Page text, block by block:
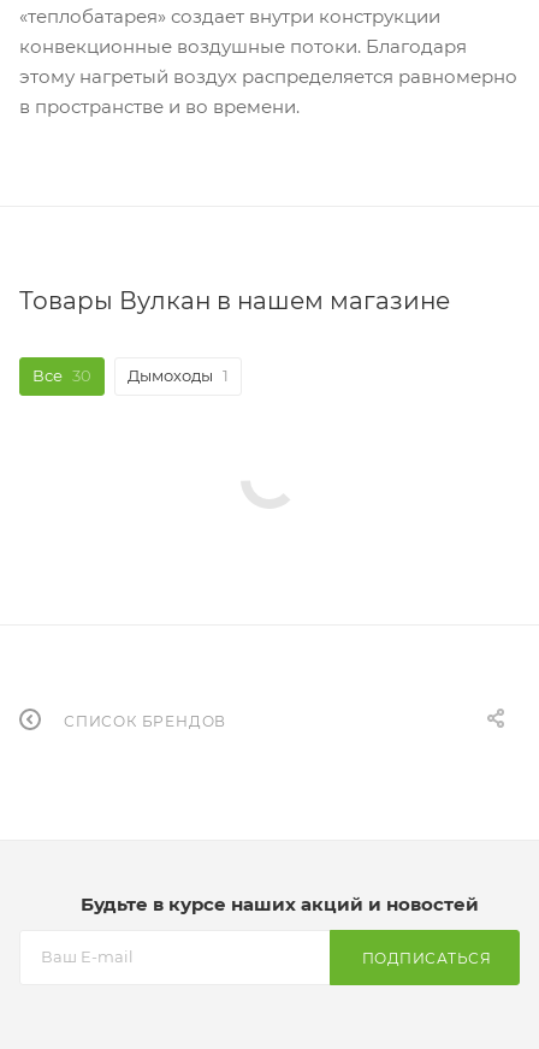
«теплобатарея» создает внутри конструкции
конвекционные воздушные потоки. Благодаря
этому нагретый воздух распределяется равномерно
в пространстве и во времени.
Товары Вулкан в нашем магазине
Все 30 Дымоходы 1
СПИСОК БРЕНДОВ
Будьте в курсе наших акций и новостей
ПОДПИСАТЬСЯ